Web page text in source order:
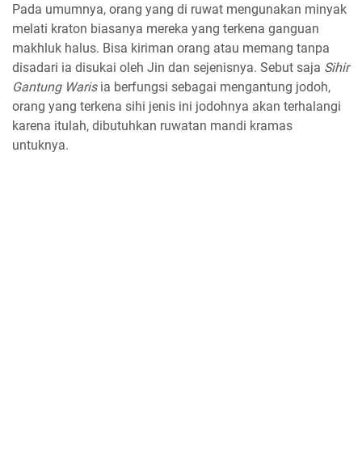
Pada umumnya, orang yang di ruwat mengunakan minyak
melati kraton biasanya mereka yang terkena ganguan
makhluk halus. Bisa kiriman orang atau memang tanpa
disadari ia disukai oleh Jin dan sejenisnya. Sebut saja Sihir
Gantung Warisia berfungsi sebagai mengantung jodoh,
orang yang terkena sihi jenis ini jodohnya akan terhalangi
karena itulah, dibutuhkan ruwatan mandi kramas
untuknya.